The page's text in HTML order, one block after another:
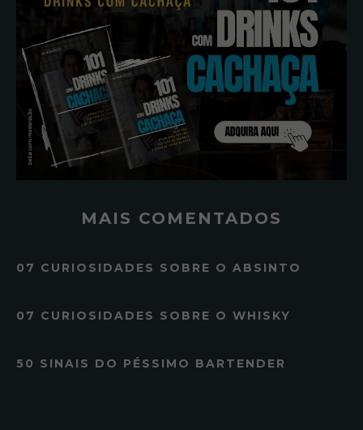
MAIS COMENTADOS
07 CURIOSIDADES SOBRE O ABSINTO
07 CURIOSIDADES SOBRE O WHISKY
50 SINAIS DO PÉSSIMO BARTENDER